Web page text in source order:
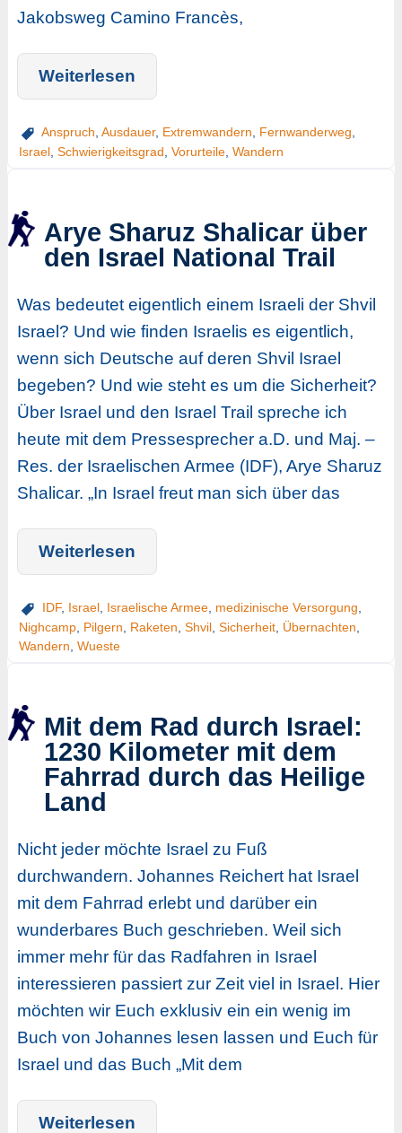
Jakobsweg Camino Francès,
Weiterlesen
Anspruch Ausdauer, Extremwandern Fernwanderweg
Israel, Schwierigkeitsgrad Vorurteile, Wandern
Arye Sharuz Shalicar über
den Israel National Trail
Was bedeutet eigentlich einem Israeli der Shvil
Israel? Und wie finden Israelis es eigentlich,
wenn sich Deutsche auf deren Shvil Israel
begeben? Und wie steht es um die Sicherheit?
Über Israel und den Israel Trail spreche ich
heute mit dem Pressesprecher a.D. und Maj. –
Res. der Israelischen Armee (IDF), Arye Sharuz
Shalicar. „In Israel freut man sich über das
Weiterlesen
IDF, Israel, Israelische Armee, medizinische Versorgung
Nighcamp, Pilgern Raketen Shvil, Sicherheit, Übernachten
Wandern Wueste
Mit dem Rad durch Israel:
1230 Kilometer mit dem
Fahrrad durch das Heilige
Land
Nicht jeder möchte Israel zu Fuß
durchwandern. Johannes Reichert hat Israel
mit dem Fahrrad erlebt und darüber ein
wunderbares Buch geschrieben. Weil sich
immer mehr für das Radfahren in Israel
interessieren passiert zur Zeit viel in Israel. Hier
möchten wir Euch exklusiv ein ein wenig im
Buch von Johannes lesen lassen und Euch für
Israel und das Buch „Mit dem
Weiterlesen